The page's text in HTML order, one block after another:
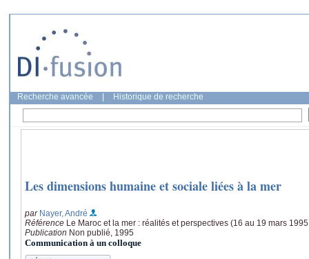
Recherche avancée Historique de recherche
Les dimensions humaine et sociale liées à la mer
par Nayer, André
Référence Le Maroc et la mer : réalités et perspectives (16 au 19 mars
Publication Non publié, 1995
Communication à un colloque